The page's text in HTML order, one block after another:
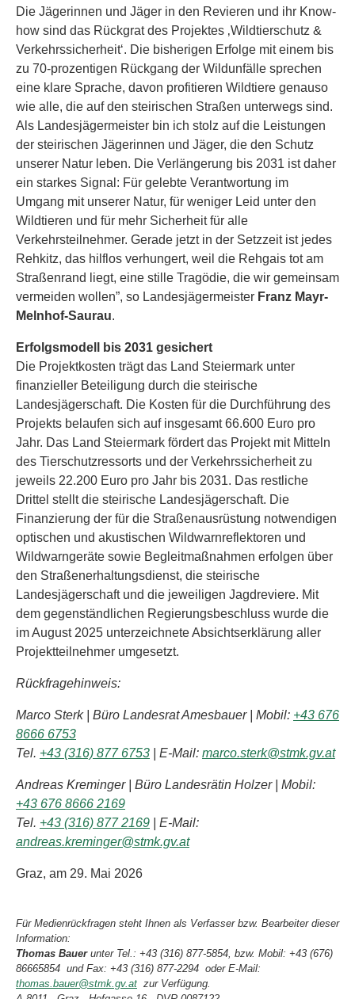
Die Jägerinnen und Jäger in den Revieren und ihr Know-
how sind das Rückgrat des Projektes ‚Wildtierschutz &
Verkehrssicherheit‘. Die bisherigen Erfolge mit einem bis
zu 70-prozentigen Rückgang der Wildunfälle sprechen
eine klare Sprache, davon profitieren Wildtiere genauso
wie alle, die auf den steirischen Straßen unterwegs sind.
Als Landesjägermeister bin ich stolz auf die Leistungen
der steirischen Jägerinnen und Jäger, die den Schutz
unserer Natur leben. Die Verlängerung bis 2031 ist daher
ein starkes Signal: Für gelebte Verantwortung im
Umgang mit unserer Natur, für weniger Leid unter den
Wildtieren und für mehr Sicherheit für alle
Verkehrsteilnehmer. Gerade jetzt in der Setzzeit ist jedes
Rehkitz, das hilflos verhungert, weil die Rehgais tot am
Straßenrand liegt, eine stille Tragödie, die wir gemeinsam
vermeiden wollen”, so Landesjägermeister Franz Mayr-
Melnhof-Saurau.
Erfolgsmodell bis 2031 gesichert
Die Projektkosten trägt das Land Steiermark unter
finanzieller Beteiligung durch die steirische
Landesjägerschaft. Die Kosten für die Durchführung des
Projekts belaufen sich auf insgesamt 66.600 Euro pro
Jahr. Das Land Steiermark fördert das Projekt mit Mitteln
des Tierschutzressorts und der Verkehrssicherheit zu
jeweils 22.200 Euro pro Jahr bis 2031. Das restliche
Drittel stellt die steirische Landesjägerschaft. Die
Finanzierung der für die Straßenausrüstung notwendigen
optischen und akustischen Wildwarnreflektoren und
Wildwarngeräte sowie Begleitmaßnahmen erfolgen über
den Straßenerhaltungsdienst, die steirische
Landesjägerschaft und die jeweiligen Jagdreviere. Mit
dem gegenständlichen Regierungsbeschluss wurde die
im August 2025 unterzeichnete Absichtserklärung aller
Projektteilnehmer umgesetzt.
Rückfragehinweis:
Marco Sterk | Büro Landesrat Amesbauer | Mobil: +43 676
8666 6753
Tel. +43 (316) 877 6753 | E-Mail: marco.sterk@stmk.gv.at
Andreas Kreminger | Büro Landesrätin Holzer | Mobil:
+43 676 8666 2169
Tel. +43 (316) 877 2169 | E-Mail:
andreas.kreminger@stmk.gv.at
Graz, am 29. Mai 2026
Für Medienrückfragen steht Ihnen als Verfasser bzw. Bearbeiter dieser
Information:
Thomas Bauer unter Tel.: +43 (316) 877-5854, bzw. Mobil: +43 (676)
86665854 und Fax: +43 (316) 877-2294 oder E-Mail:
thomas.bauer@stmk.gv.at zur Verfügung.